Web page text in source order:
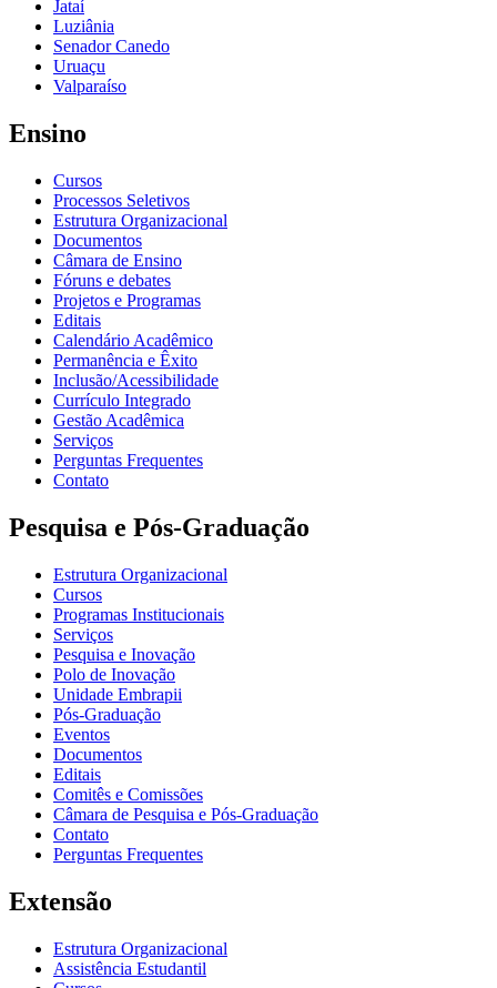
Jataí
Luziânia
Senador Canedo
Uruaçu
Valparaíso
Ensino
Cursos
Processos Seletivos
Estrutura Organizacional
Documentos
Câmara de Ensino
Fóruns e debates
Projetos e Programas
Editais
Calendário Acadêmico
Permanência e Êxito
Inclusão/Acessibilidade
Currículo Integrado
Gestão Acadêmica
Serviços
Perguntas Frequentes
Contato
Pesquisa e Pós-Graduação
Estrutura Organizacional
Cursos
Programas Institucionais
Serviços
Pesquisa e Inovação
Polo de Inovação
Unidade Embrapii
Pós-Graduação
Eventos
Documentos
Editais
Comitês e Comissões
Câmara de Pesquisa e Pós-Graduação
Contato
Perguntas Frequentes
Extensão
Estrutura Organizacional
Assistência Estudantil